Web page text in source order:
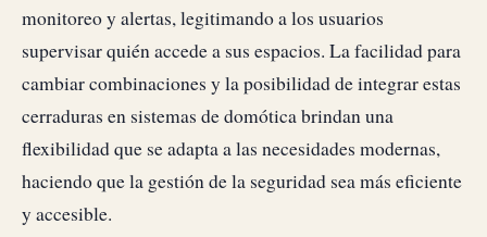
monitoreo y alertas, legitimando a los usuarios
supervisar quién accede a sus espacios. La facilidad para
cambiar combinaciones y la posibilidad de integrar estas
cerraduras en sistemas de domótica brindan una
flexibilidad que se adapta a las necesidades modernas,
haciendo que la gestión de la seguridad sea más eficiente
y accesible.